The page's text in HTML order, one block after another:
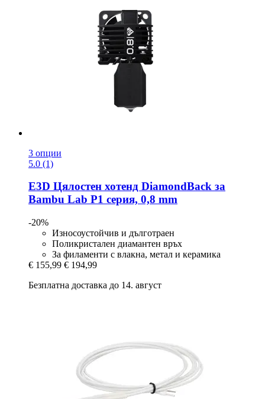
3 опции
5.0 (1)
E3D Цялостен хотенд DiamondBack за
Bambu Lab P1 серия, 0,8 mm
-20%
Износоустойчив и дълготраен
Поликристален диамантен връх
За филаменти с влакна, метал и керамика
€ 155,99 € 194,99
Безплатна доставка до 14. август